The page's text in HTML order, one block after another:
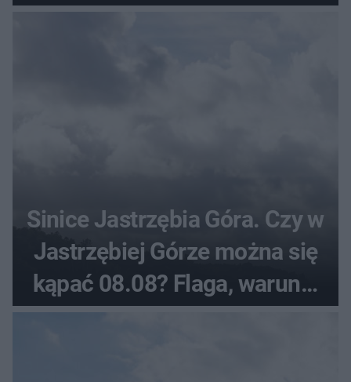
Sinice Jastrzębia Góra. Czy w
Jastrzębiej Górze można się
kąpać 08.08? Flaga, warunki
pogodowe